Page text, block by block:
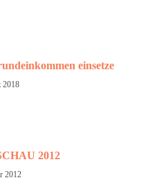
einsetze
2018
2012
2012